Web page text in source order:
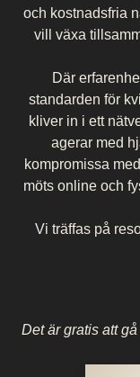
och kostnadsfria
vill växa
Där
standarden för
kliver in i ett
agerar med
kompromissa
möts online och
Vi träffas på
Det är gratis att